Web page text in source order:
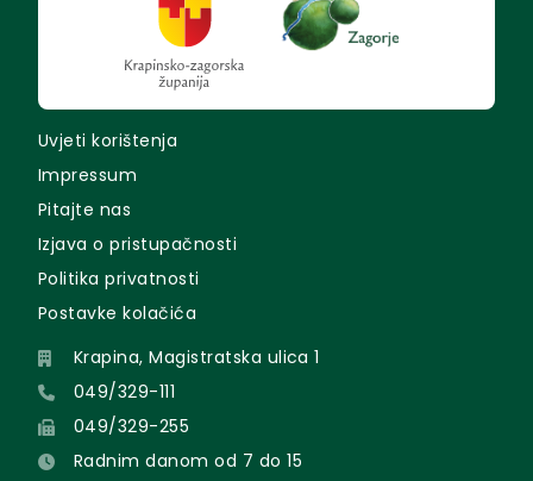
Uvjeti korištenja
Impressum
Pitajte nas
Izjava o pristupačnosti
Politika privatnosti
Postavke kolačića
Krapina, Magistratska ulica 1
049/329-111
049/329-255
Radnim danom od 7 do 15